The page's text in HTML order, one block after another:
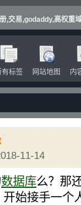
,交易,godaddy,高权重
有标签 网站地图 内
11-14
数据库么？那
始接手一个